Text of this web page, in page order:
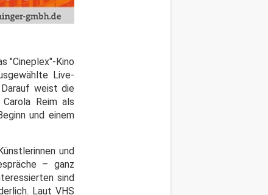
"Cineplex"-Kino
Live-
weist die
Reim als
und einem
und
– ganz
sind
Laut VHS